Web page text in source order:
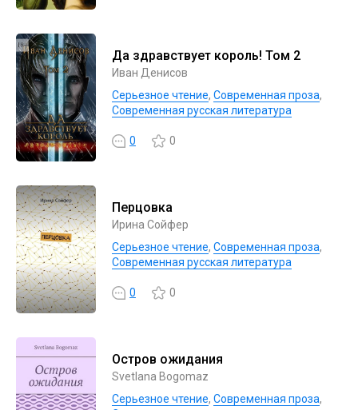
Да здравствует король! Том 2
Иван Денисов
Серьезное чтение, Современная проза,
Современная русская литература
0 0
Перцовка
Ирина Сойфер
Серьезное чтение, Современная проза,
Современная русская литература
0 0
Остров ожидания
Svetlana Bogomaz
Серьезное чтение, Современная проза,